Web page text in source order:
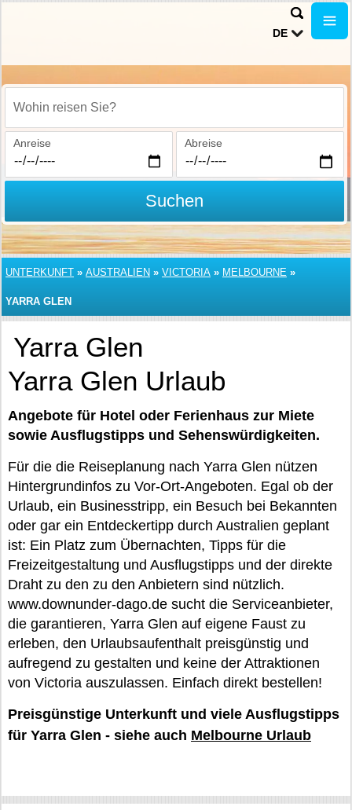
DE
Wohin reisen Sie?
Anreise Abreise
Suchen
UNTERKUNFT » AUSTRALIEN » VICTORIA » MELBOURNE »
YARRA GLEN
Yarra Glen
Yarra Glen Urlaub
Angebote für Hotel oder Ferienhaus zur Miete
sowie Ausflugstipps und Sehenswürdigkeiten.
Für die die Reiseplanung nach Yarra Glen nützen
Hintergrundinfos zu Vor-Ort-Angeboten. Egal ob der
Urlaub, ein Businesstripp, ein Besuch bei Bekannten
oder gar ein Entdeckertipp durch Australien geplant
ist: Ein Platz zum Übernachten, Tipps für die
Freizeitgestaltung und Ausflugstipps und der direkte
Draht zu den zu den Anbietern sind nützlich.
www.downunder-dago.de sucht die Serviceanbieter,
die garantieren, Yarra Glen auf eigene Faust zu
erleben, den Urlaubsaufenthalt preisgünstig und
aufregend zu gestalten und keine der Attraktionen
von Victoria auszulassen. Einfach direkt bestellen!
Preisgünstige Unterkunft und viele Ausflugstipps
für Yarra Glen - siehe auch Melbourne Urlaub